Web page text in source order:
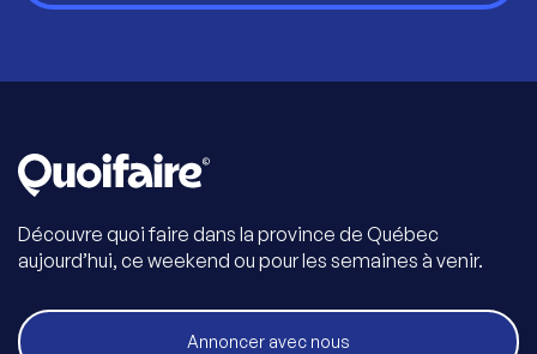
Découvre quoi faire dans la province de Québec
aujourd’hui, ce weekend ou pour les semaines à venir.
Annoncer avec nous